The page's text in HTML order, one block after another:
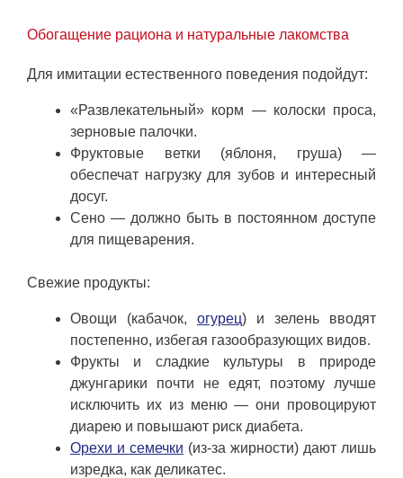
Обогащение рациона и натуральные лакомства
Для имитации естественного поведения подойдут:
«Развлекательный» корм — колоски проса,
зерновые палочки.
Фруктовые ветки (яблоня, груша) —
обеспечат нагрузку для зубов и интересный
досуг.
Сено — должно быть в постоянном доступе
для пищеварения.
Свежие продукты:
Овощи (кабачок, огурец) и зелень вводят
постепенно, избегая газообразующих видов.
Фрукты и сладкие культуры в природе
джунгарики почти не едят, поэтому лучше
исключить их из меню — они провоцируют
диарею и повышают риск диабета.
Орехи и семечки (из-за жирности) дают лишь
изредка, как деликатес.